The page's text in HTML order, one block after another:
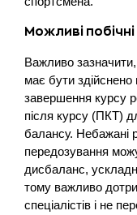
Можливі
Важливо
має бути здійснено
завершення курсу
після курсу (ПКТ)
балансу. Небажані
передозування
дисбаланс,
тому важливо
спеціалістів і не